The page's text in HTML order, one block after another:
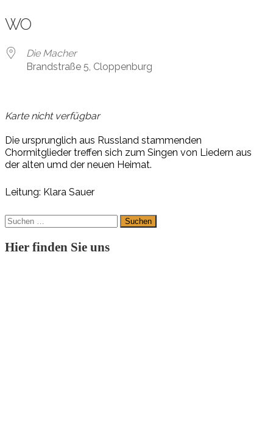
WO
Die Macher
Brandstraße 5, Cloppenburg
Karte nicht verfügbar
Die ursprunglich aus Russland stammenden
Chormitglieder treffen sich zum Singen von Liedern aus
der alten umd der neuen Heimat.
Leitung: Klara Sauer
Suchen
Hier finden Sie uns